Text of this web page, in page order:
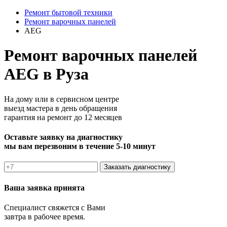
Ремонт бытовой техники
Ремонт варочных панелей
AEG
Ремонт варочных панелей
AEG в Руза
На дому или в сервисном центре
выезд мастера в день обращения
гарантия на ремонт до 12 месяцев
Оставьте заявку на диагностику
мы вам перезвоним в течение 5-10 минут
Заказать диагностику
Ваша заявка принята
Специалист свяжется с Вами
завтра в рабочее время.